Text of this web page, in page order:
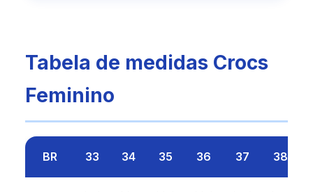
Tabela de medidas Crocs
Feminino
BR 33 34 35 36 37 38